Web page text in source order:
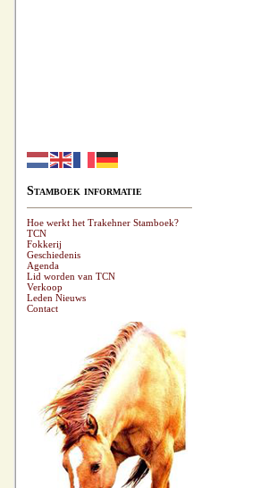
Stamboek informatie
Hoe werkt het Trakehner Stamboek?
TCN
Fokkerij
Geschiedenis
Agenda
Lid worden van TCN
Verkoop
Leden Nieuws
Contact